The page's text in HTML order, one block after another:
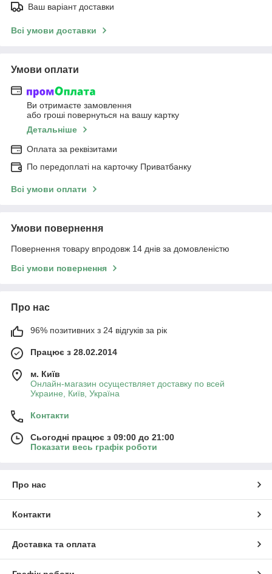
Ваш варіант доставки
Всі умови доставки
Умови оплати
Ви отримаєте замовлення
або гроші повернуться на вашу картку
Детальніше
Оплата за реквізитами
По передоплаті на карточку Приватбанку
Всі умови оплати
Умови повернення
Повернення товару впродовж 14 днів за домовленістю
Всі умови повернення
Про нас
96% позитивних з 24 відгуків за рік
Працює з 28.02.2014
м. Київ
Онлайн-магазин осуществляет доставку по всей
Украине, Київ, Україна
Контакти
Сьогодні працює з 09:00 до 21:00
Показати весь графік роботи
Про нас
Контакти
Доставка та оплата